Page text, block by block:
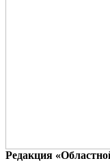
Редакция